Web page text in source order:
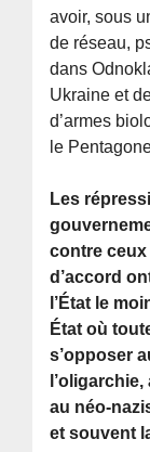
avoir, sous
de réseau,
dans
Ukraine et
d’armes
le
Les
contre
d’accord
l’État le
État où
s’opposer
au néo-
et souvent